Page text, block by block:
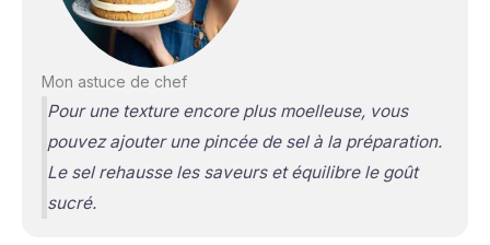
Mon astuce de chef
Pour une texture encore plus moelleuse, vous
pouvez ajouter une pincée de sel à la préparation.
Le sel rehausse les saveurs et équilibre le goût
sucré.